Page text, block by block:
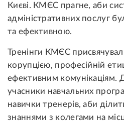
Києві. КМЄС прагне, аби
адміністративних послуг
та ефективною.
Тренінги КМЄС
корупцією, професійній
ефективним комунікаціям.
учасники навчальних
навички тренерів, аби
знаннями з колегами на